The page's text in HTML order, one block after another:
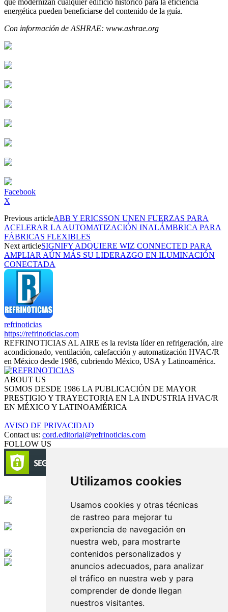
Utilizamos cookies
Usamos cookies y otras técnicas
de rastreo para mejorar tu
experiencia de navegación en
nuestra web, para mostrarte
contenidos personalizados y
anuncios adecuados, para analizar
el tráfico en nuestra web y para
comprender de donde llegan
nuestros visitantes.
energética pueden beneficiarse del contenido de la guía.
Con información de ASHRAE: www.ashrae.org
Facebook
X
Previous articleABB Y ERICSSON UNEN FUERZAS PARA
ACELERAR LA AUTOMATIZACIÓN INALÁMBRICA PARA
FÁBRICAS FLEXIBLES
Next articleSIGNIFY ADQUIERE WIZ CONNECTED PARA
AMPLIAR AÚN MÁS SU LIDERAZGO EN ILUMINACIÓN
CONECTADA
refrinoticias
https://refrinoticias.com
REFRINOTICIAS AL AIRE es la revista líder en refrigeración, aire
acondicionado, ventilación, calefacción y automatización HVAC/R
en México desde 1986, cubriendo México, USA y Latinoamérica.
ABOUT US
SOMOS DESDE 1986 LA PUBLICACIÓN DE MAYOR
PRESTIGIO Y TRAYECTORIA EN LA INDUSTRIA HVAC/R
EN MÉXICO Y LATINOAMÉRICA
AVISO DE PRIVACIDAD
Contact us: cord.editorial@refrinoticias.com
FOLLOW US
Edición digital con tecnología
Playa Revolcadero 222 Col. Reforma Iztaccihuatl Norte C.P. 08810
CIUDAD DE MEXICO
Conmutador CIUDAD DE MEXICO (+52) 555 740 4476, 555 740
© 2000-2026 BURO DE MERCADOTECNIA DEL CENTRO,